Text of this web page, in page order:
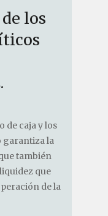
los
de caja y los
garantiza la
también
que
de la